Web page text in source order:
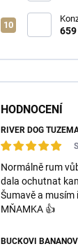
659
HODNOCENÍ
RIVER DOG
Normálně rum
dala ochutnat
Šumavě a musím
MŇAMKA 👍
BUČKOVI